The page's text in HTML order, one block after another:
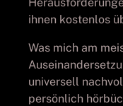
ihnen kostenlos
Was mich am
universell
persönlich